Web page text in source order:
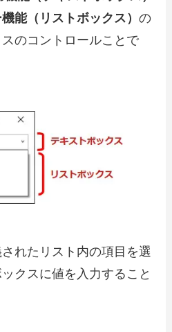
能（リストボックス）の
のコントロールことで
れたリスト内の項目を選
クスに値を入力すること